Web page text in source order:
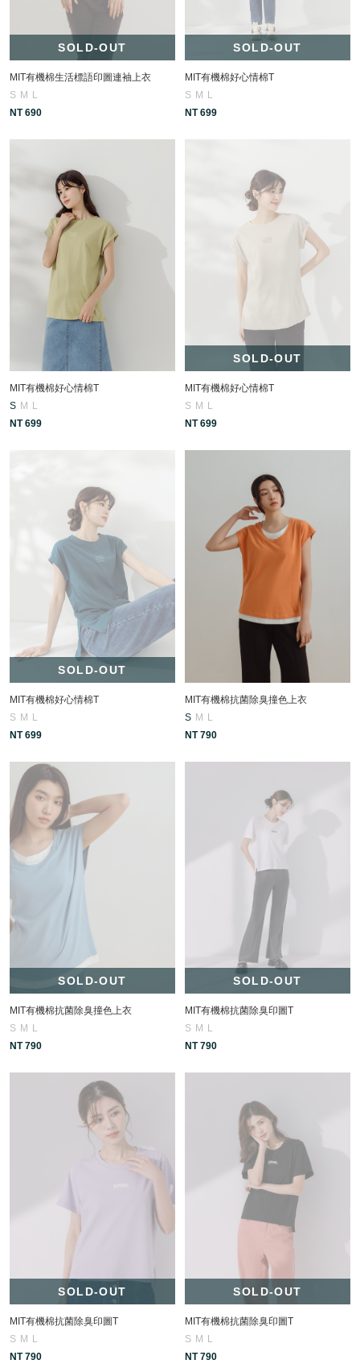
SOLD-OUT
MIT有機棉生活標語印圖連袖上衣
S M L
NT 690
SOLD-OUT
MIT有機棉好心情棉T
S M L
NT 699
MIT有機棉好心情棉T
S M
L
NT 699
SOLD-OUT
MIT有機棉好心情棉T
S M
L
NT 699
SOLD-OUT
MIT有機棉好心情棉T
S M L
NT 699
MIT有機棉抗菌除臭撞色上衣
S M L
NT 790
SOLD-OUT
MIT有機棉抗菌除臭撞色上衣
S M
L
NT 790
SOLD-OUT
MIT有機棉抗菌除臭印圖T
S M
L
NT 790
SOLD-OUT
MIT有機棉抗菌除臭印圖T
S M
L
NT 790
SOLD-OUT
MIT有機棉抗菌除臭印圖T
S M
L
NT 790